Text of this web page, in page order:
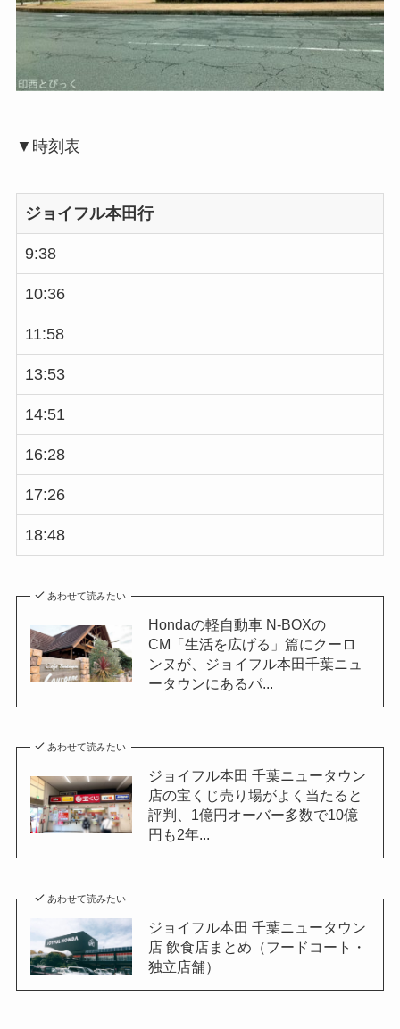
▼時刻表
ジョイフル本田行
9:38
10:36
11:58
13:53
14:51
16:28
17:26
18:48
あわせて読みたい
Hondaの軽自動車 N-BOXの
CM「生活を広げる」篇にクーロ
ンヌが、ジョイフル本田千葉ニュ
ータウンにあるパ...
あわせて読みたい
ジョイフル本田 千葉ニュータウン
店の宝くじ売り場がよく当たると
評判、1億円オーバー多数で10億
円も2年...
あわせて読みたい
ジョイフル本田 千葉ニュータウン
店 飲食店まとめ（フードコート・
独立店舗）